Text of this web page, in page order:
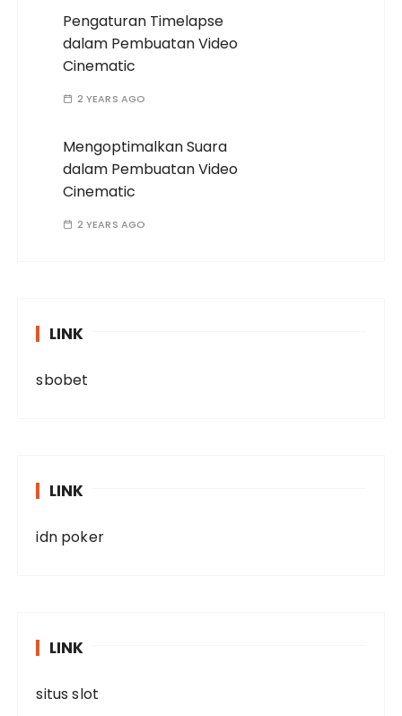
Pengaturan Timelapse
dalam Pembuatan Video
Cinematic
2 YEARS AGO
Mengoptimalkan Suara
dalam Pembuatan Video
Cinematic
2 YEARS AGO
LINK
sbobet
LINK
idn poker
LINK
situs slot